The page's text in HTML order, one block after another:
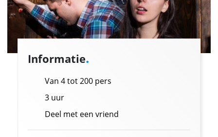
Informatie.
Van 4 tot 200 pers
3 uur
Deel met een vriend